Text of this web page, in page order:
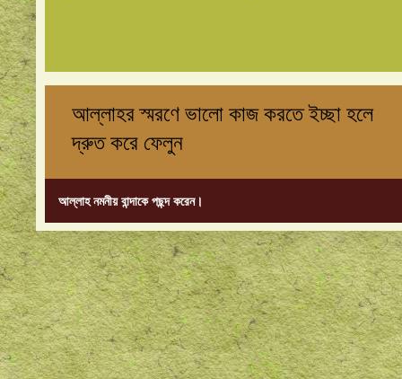
আল্লাহর স্মরণে ভালো কাজ করতে ইচ্ছা হলে
দ্রুত করে ফেলুন
আল্লাহ নমনীয় বান্দাকে পছন্দ করেন।